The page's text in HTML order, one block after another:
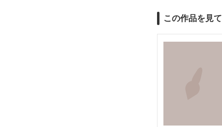
この作品を見